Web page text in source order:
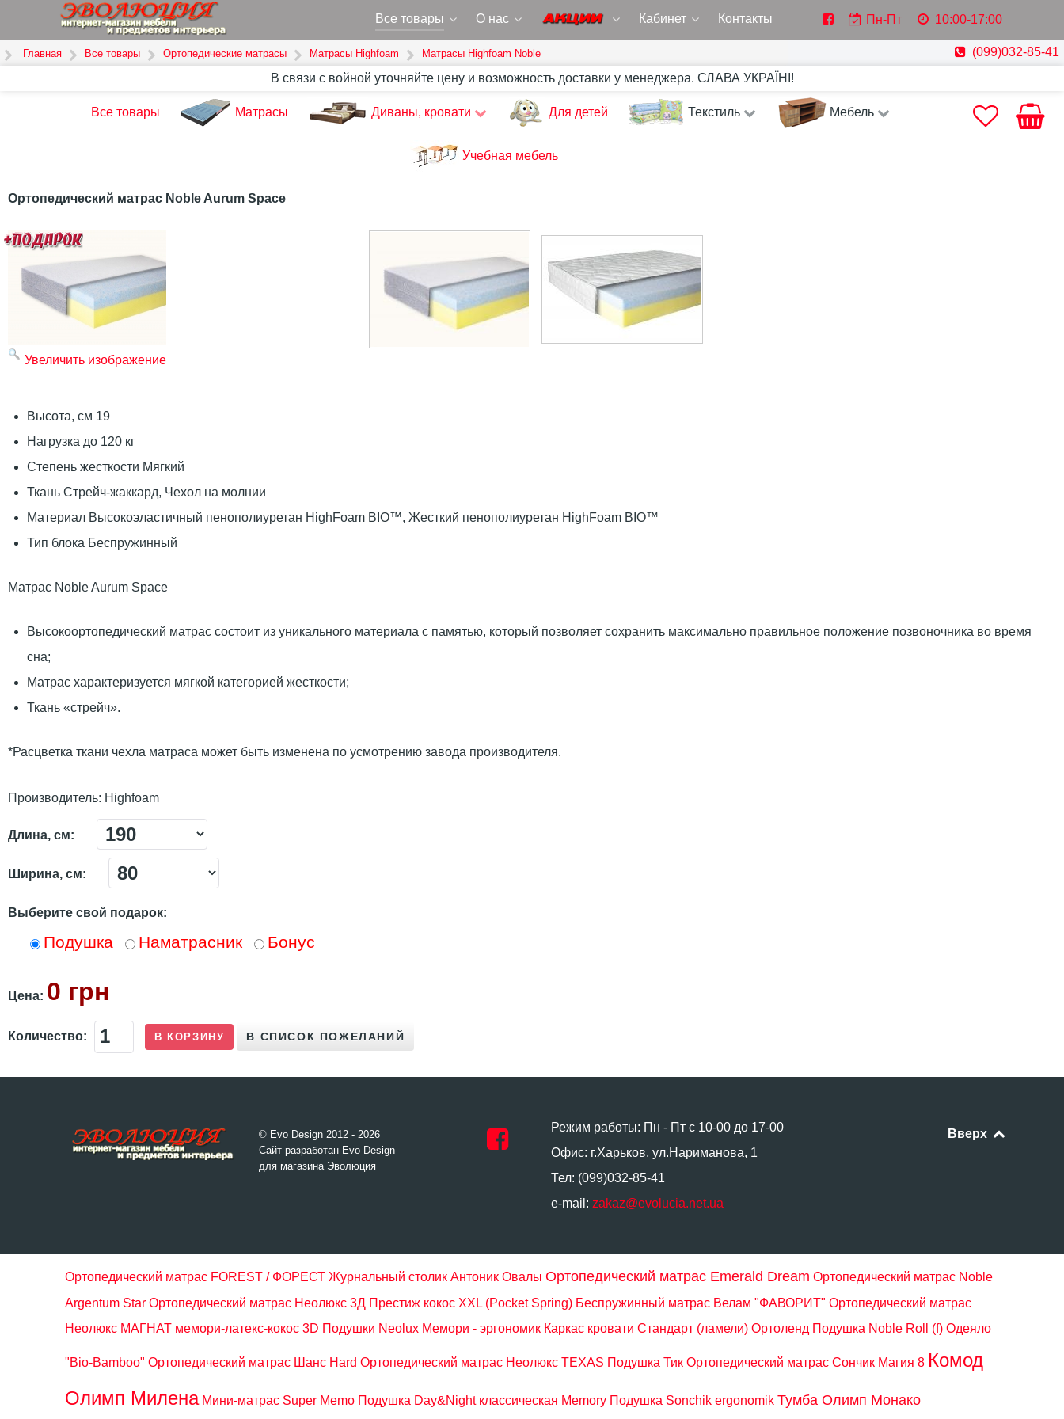
Все товары О нас Кабинет Контакты Пн-Пт 10:00-17:00
Главная Все товары Ортопедические матрасы Матрасы Highfoam Матрасы Highfoam Noble
(099)032-85-41
В связи с войной уточняйте цену и возможность доставки у менеджера. СЛАВА УКРАЇНІ!
Все товары Матрасы Диваны, кровати Для детей Текстиль Мебель
Учебная мебель
Ортопедический матрас Noble Aurum Space
Увеличить изображение
Высота, см 19
Нагрузка до 120 кг
Степень жесткости Мягкий
Ткань Стрейч-жаккард, Чехол на молнии
Материал Высокоэластичный пенополиуретан HighFoam BIO™, Жесткий пенополиуретан HighFoam BIO™
Тип блока Беспружинный
Матрас Noble Aurum Space
Высокоортопедический матрас состоит из уникального материала с памятью, который позволяет сохранить максимально правильное положение позвоночника во время
сна;
Матрас характеризуется мягкой категорией жесткости;
Ткань «стрейч».
*Расцветка ткани чехла матраса может быть изменена по усмотрению завода производителя.
Производитель: Highfoam
Длина, см:
Ширина, см:
Выберите свой подарок:
Подушка Наматрасник Бонус
Цена: 0 грн
Количество:
© Evo Design 2012 - 2026
Сайт разработан Evo Design
для магазина Эволюция
Режим работы: Пн - Пт с 10-00 до 17-00
Офис: г.Харьков, ул.Нариманова, 1
Тел: (099)032-85-41
e-mail: zakaz@evolucia.net.ua
Вверх
Ортопедический матрас FOREST / ФОРЕСТ Журнальный столик Антоник Овалы Ортопедический матрас Emerald Dream Ортопедический матрас Noble
Argentum Star Ортопедический матрас Неолюкс 3Д Престиж кокос XXL (Pocket Spring) Беспружинный матрас Велам "ФАВОРИТ" Ортопедический матрас
Неолюкс МАГНАТ мемори-латекс-кокос 3D Подушки Neolux Мемори - эргономик Каркас кровати Стандарт (ламели) Ортоленд Подушка Noble Roll (f) Одеяло
"Bio-Bamboo" Ортопедический матрас Шанс Hard Ортопедический матрас Неолюкс TEXAS Подушка Тик Ортопедический матрас Сончик Магия 8 Комод
Олимп Милена Мини-матрас Super Memo Подушка Day&Night классическая Memory Подушка Sonchik ergonomik Тумба Олимп Монако